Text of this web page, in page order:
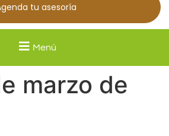
tu asesoría
Menú
marzo de